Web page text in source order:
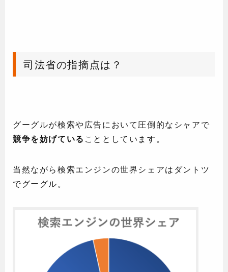
司法省の指摘点は？
グーグルが検索や広告において圧倒的なシャアで
競争を妨げている こととしています。
当然ながら検索エンジンの世界シェアはダントツ
でグーグル。